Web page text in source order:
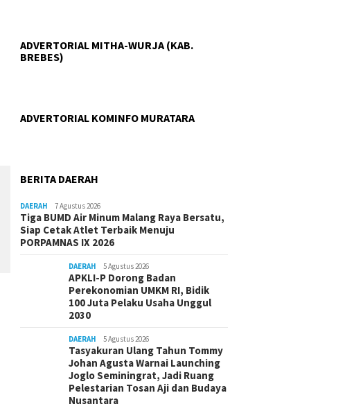
ADVERTORIAL MITHA-WURJA (KAB.
BREBES)
ADVERTORIAL KOMINFO MURATARA
BERITA DAERAH
DAERAH 7 Agustus 2026
Tiga BUMD Air Minum Malang Raya Bersatu,
Siap Cetak Atlet Terbaik Menuju
PORPAMNAS IX 2026
DAERAH 5 Agustus 2026
APKLI-P Dorong Badan
Perekonomian UMKM RI, Bidik
100 Juta Pelaku Usaha Unggul
2030
DAERAH 5 Agustus 2026
Tasyakuran Ulang Tahun Tommy
Johan Agusta Warnai Launching
Joglo Seminingrat, Jadi Ruang
Pelestarian Tosan Aji dan Budaya
Nusantara